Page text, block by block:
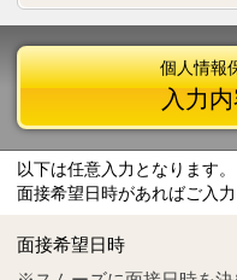
個人情報保護方針
Tel
0570-55-0314
個人情報
入力
以下は任意入力となります。
面接希望日時があればご入力
面接希望日時